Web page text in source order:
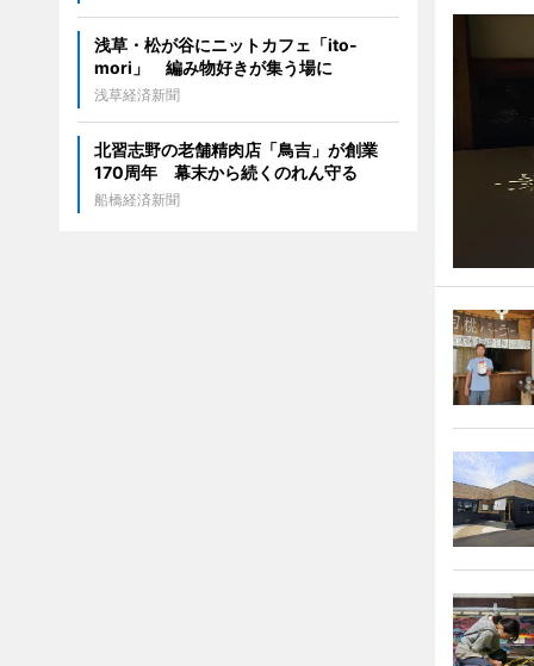
浅草・松が谷にニットカフェ「ito-
mori」 編み物好きが集う場に
浅草経済新聞
北習志野の老舗精肉店「鳥吉」が創業
170周年 幕末から続くのれん守る
船橋経済新聞